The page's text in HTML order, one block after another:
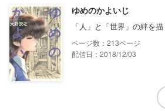
ゆめのかよいじ
「人」と「世界」の絆を
213
配信日：2018/12/03